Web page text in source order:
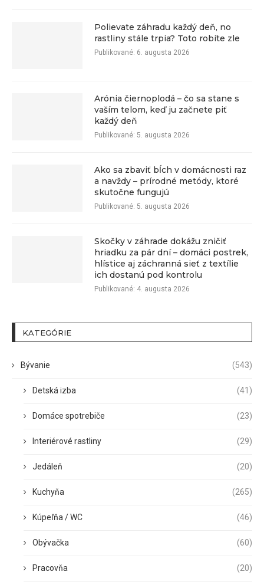
Polievate záhradu každý deň, no
rastliny stále trpia? Toto robíte zle
Publikované: 6. augusta 2026
Arónia čiernoplodá – čo sa stane s
vaším telom, keď ju začnete piť
každý deň
Publikované: 5. augusta 2026
Ako sa zbaviť bĺch v domácnosti raz
a navždy – prírodné metódy, ktoré
skutočne fungujú
Publikované: 5. augusta 2026
Skočky v záhrade dokážu zničiť
hriadku za pár dní – domáci postrek,
hlístice aj záchranná sieť z textílie
ich dostanú pod kontrolu
Publikované: 4. augusta 2026
KATEGÓRIE
Bývanie (543)
Detská izba (41)
Domáce spotrebiče (23)
Interiérové rastliny (29)
Jedáleň (20)
Kuchyňa (265)
Kúpeľňa / WC (46)
Obývačka (60)
Pracovňa (20)